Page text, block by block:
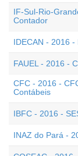
IF-Sul-Rio-
Contador
IDECAN - 2016
FAUEL - 2016 -
CFC - 2016 -
Contábeis
IBFC - 2016 -
INAZ do Pará -